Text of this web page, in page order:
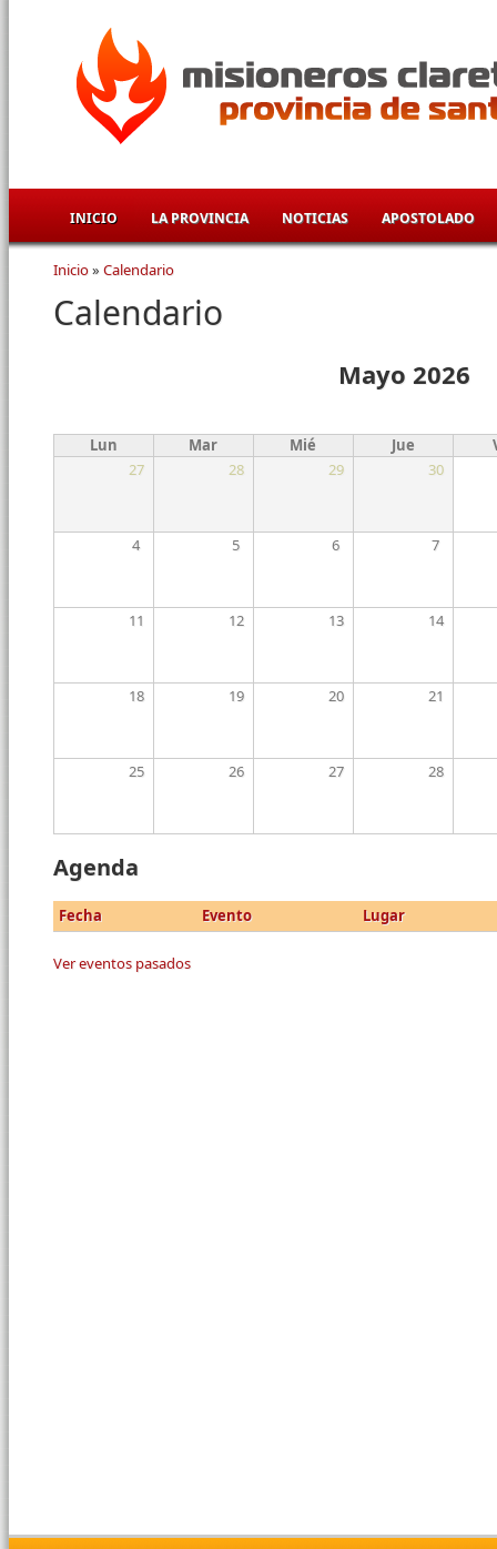
INICIO LA PROVINCIA NOTICIAS APOSTOLADO
Se encuentra usted aquí
Inicio» Calendario
Calendario
Mayo 2026
Lun Mar Mié Jue
27
28 29 30
4 5 6 7
11 12 13 14
18 19 20 21
25 26 27 28
Agenda
Fecha Evento Lugar
Ver eventos pasados